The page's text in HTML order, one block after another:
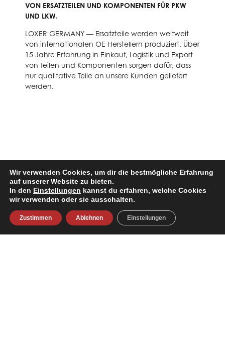
VON ERSATZTEILEN UND KOMPONENTEN FÜR PKW
UND LKW.
LOXER GERMANY — Ersatzteile werden weltweit
von internationalen OE Herstellern produziert. Über
15 Jahre Erfahrung in Einkauf, Logistik und Export
von Teilen und Komponenten sorgen dafür, dass
nur qualitative Teile an unsere Kunden geliefert
werden.
Wir verwenden Cookies, um dir die bestmögliche Erfahrung
auf unserer Website zu bieten.
In den Einstellungen kannst du erfahren, welche Cookies
wir verwenden oder sie ausschalten.
Zustimmen Ablehnen Einstellungen